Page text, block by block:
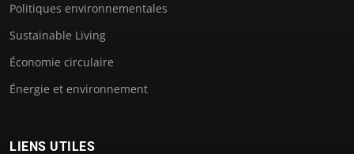
Politiques environnementales
Sustainable Living
Économie circulaire
Énergie et environnement
LIENS UTILES